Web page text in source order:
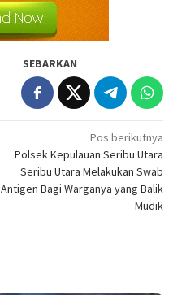
SEBARKAN
Pos berikutnya
Polsek Kepulauan Seribu Utara
Seribu Utara Melakukan Swab
Antigen Bagi Warganya yang Balik
Mudik